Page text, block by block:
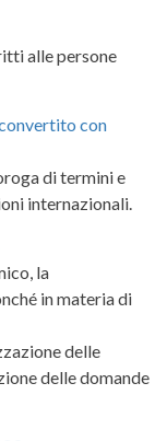
alle persone
con
di termini e
internazionali.
la
in materia di
delle
delle domande